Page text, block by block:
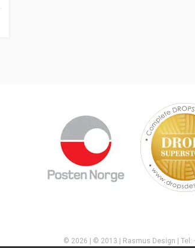
© 2026 | © 2013 | Rasmus Design |